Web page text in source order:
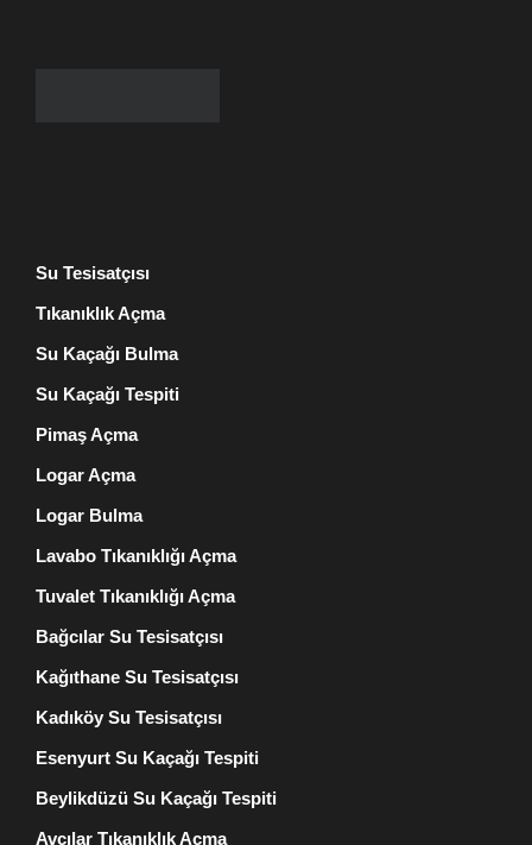
Su Tesisatçısı
Tıkanıklık Açma
Su Kaçağı Bulma
Su Kaçağı Tespiti
Pimaş Açma
Logar Açma
Logar Bulma
Lavabo Tıkanıklığı Açma
Tuvalet Tıkanıklığı Açma
Bağcılar Su Tesisatçısı
Kağıthane Su Tesisatçısı
Kadıköy Su Tesisatçısı
Esenyurt Su Kaçağı Tespiti
Beylikdüzü Su Kaçağı Tespiti
Avcılar Tıkanıklık Açma